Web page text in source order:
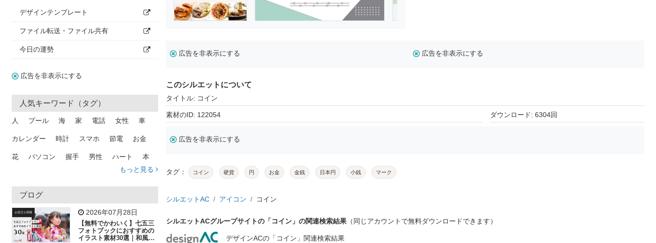
デザインテンプレート
ファイル転送・ファイル共有
今日の運勢
広告を非表示にする
人気キーワード（タグ）
人 プール 海 家 電話 女性 車
カレンダー 時計 スマホ 節電 お金
花 パソコン 握手 男性 ハート 本
トラック 木
吹き出し
飛行機 グラフ ビル 魚 家族 書類
歩く 工場 会社 太陽 キラキラ
もっと見る
ブログ
お役立ち情報 2026年07月28日
【無料でかわいく】七五三
フォトブックにおすすめの
イラスト素材30選｜和風の
広告を非表示にする 広告を非表示にする
このシルエットについて
タイトル: コイン
素材のID: 122054 ダウンロード: 6304回
広告を非表示にする
タグ： コイン 硬貨 円 お金 金銭 日本円 小銭 マーク
シルエットAC アイコン コイン
シルエットACグループサイトの「コイン」の関連検索結果 （同じアカウントで無料ダウンロードできます）
デザインACの「コイン」関連検索結果